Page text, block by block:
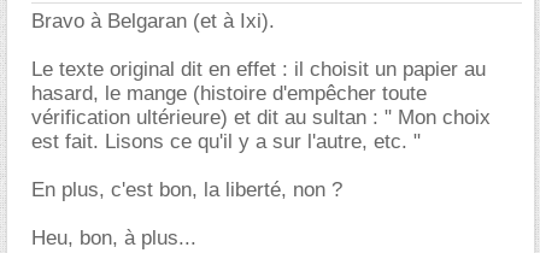
Bravo à Belgaran (et à Ixi).
Le texte original dit en effet : il choisit un papier au
hasard, le mange (histoire d'empêcher toute
vérification ultérieure) et dit au sultan : " Mon choix
est fait. Lisons ce qu'il y a sur l'autre, etc. "
En plus, c'est bon, la liberté, non ?
Heu, bon, à plus...